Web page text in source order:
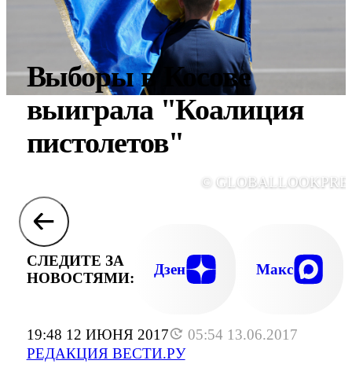
19:48 12 ИЮНЯ 2017
05:54 13.06.2017
РЕДАКЦИЯ ВЕСТИ.РУ
Выборы в Косове
выиграла "Коалиция
пистолетов"
©
СЛЕДИТЕ ЗА
НОВОСТЯМИ:
Дзен Макс